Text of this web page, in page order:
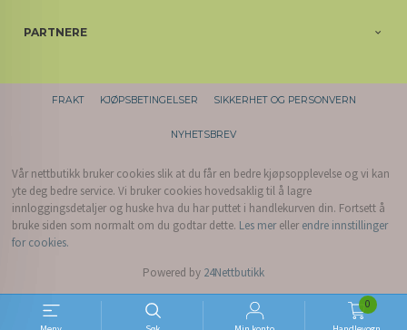
0
PARTNERE
FRAKT KJØPSBETINGELSER SIKKERHET OG PERSONVERN
NYHETSBREV
Vår nettbutikk bruker cookies slik at du får en bedre kjøpsopplevelse og vi kan
yte deg bedre service. Vi bruker cookies hovedsaklig til å lagre
innloggingsdetaljer og huske hva du har puttet i handlekurven din. Fortsett å
bruke siden som normalt om du godtar dette. Les mereller endre innstillinger
for cookies.
Powered by 24Nettbutikk